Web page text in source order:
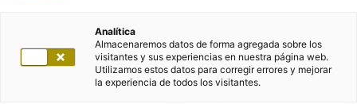
Analítica
Almacenaremos datos de forma agregada sobre los
visitantes y sus experiencias en nuestra página web.
Utilizamos estos datos para corregir errores y mejorar
la experiencia de todos los visitantes.